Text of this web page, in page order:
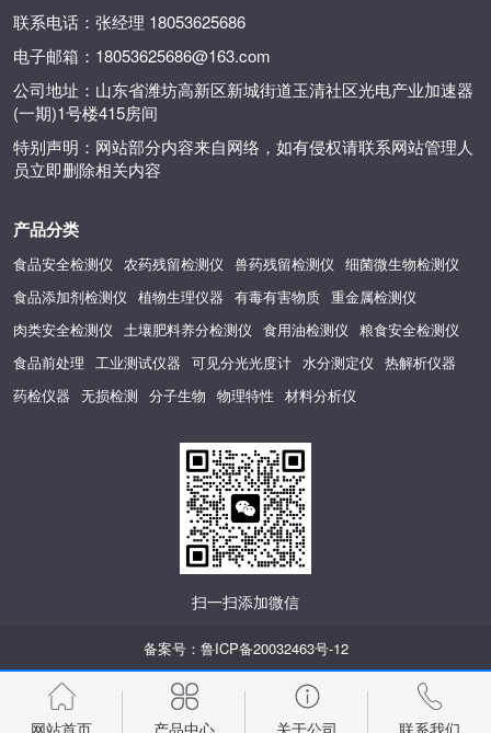
联系电话：张经理 18053625686
电子邮箱：18053625686@163.com
公司地址：山东省潍坊高新区新城街道玉清社区光电产业加速器
(一期)1号楼415房间
特别声明：网站部分内容来自网络，如有侵权请联系网站管理人
员立即删除相关内容
产品分类
食品安全检测仪 农药残留检测仪 兽药残留检测仪 细菌微生物检测仪
食品添加剂检测仪 植物生理仪器 有毒有害物质 重金属检测仪
肉类安全检测仪
土壤肥料养分检测仪 食用油检测仪 粮食安全检测仪
食品前处理
工业测试仪器 可见分光光度计 水分测定仪 热解析仪器
药检仪器 无损检测 分子生物 物理特性 材料分析仪
扫一扫添加微信
备案号： 鲁ICP备20032463号-12
网站首页 产品中心 关于公司 联系我们